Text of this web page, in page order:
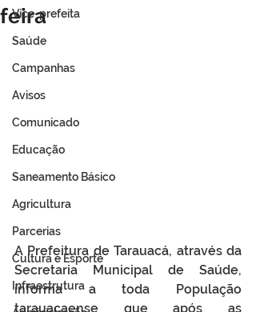
Vice-prefeita
Saúde
Campanhas
Avisos
Comunicado
Educação
Saneamento Básico
Agricultura
Parcerias
Cultura e Esporte
Infraestrutura
feira
A Prefeitura de Tarauacá, através da
Secretaria Municipal de Saúde,
informa a toda População
tarauacaense que após as